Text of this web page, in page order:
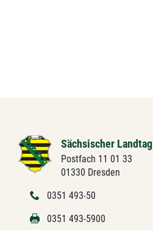
Sächsischer Landtag
Postfach 11 01 33
01330 Dresden
0351 493-50
0351 493-5900